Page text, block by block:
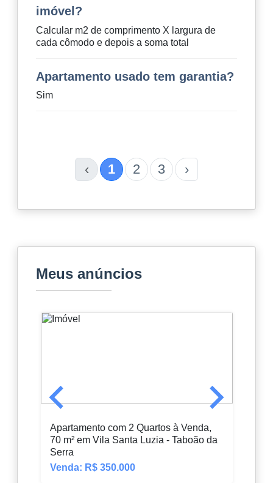
imóvel?
Calcular m2 de comprimento X largura de
cada cômodo e depois a soma total
Apartamento usado tem garantia?
Sim
‹ 1 2 3 ›
Meus anúncios
Apartamento com 2 Quartos à Venda,
70 m² em Vila Santa Luzia - Taboão da
Serra
Venda: R$ 350.000